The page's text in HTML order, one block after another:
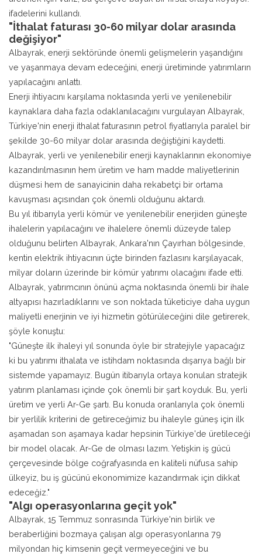
ifadelerini kullandı.
"İthalat faturası 30-60 milyar dolar arasında
değişiyor"
Albayrak, enerji sektöründe önemli gelişmelerin yaşandığını
ve yaşanmaya devam edeceğini, enerji üretiminde yatırımların
yapılacağını anlattı.
Enerji ihtiyacını karşılama noktasında yerli ve yenilenebilir
kaynaklara daha fazla odaklanılacağını vurgulayan Albayrak,
Türkiye'nin enerji ithalat faturasının petrol fiyatlarıyla paralel bir
şekilde 30-60 milyar dolar arasında değiştiğini kaydetti.
Albayrak, yerli ve yenilenebilir enerji kaynaklarının ekonomiye
kazandırılmasının hem üretim ve ham madde maliyetlerinin
düşmesi hem de sanayicinin daha rekabetçi bir ortama
kavuşması açısından çok önemli olduğunu aktardı.
Bu yıl itibarıyla yerli kömür ve yenilenebilir enerjiden güneşte
ihalelerin yapılacağını ve ihalelere önemli düzeyde talep
olduğunu belirten Albayrak, Ankara'nın Çayırhan bölgesinde,
kentin elektrik ihtiyacının üçte birinden fazlasını karşılayacak,
milyar doların üzerinde bir kömür yatırımı olacağını ifade etti.
Albayrak, yatırımcının önünü açma noktasında önemli bir ihale
altyapısı hazırladıklarını ve son noktada tüketiciye daha uygun
maliyetli enerjinin ve iyi hizmetin götürüleceğini dile getirerek,
şöyle konuştu:
"Güneşte ilk ihaleyi yıl sonunda öyle bir stratejiyle yapacağız
ki bu yatırımı ithalata ve istihdam noktasında dışarıya bağlı bir
sistemde yapamayız. Bugün itibarıyla ortaya konulan stratejik
yatırım planlaması içinde çok önemli bir şart koyduk. Bu, yerli
üretim ve yerli Ar-Ge şartı. Bu konuda oranlarıyla çok önemli
bir yerlilik kriterini de getireceğimiz bu ihaleyle güneş için ilk
aşamadan son aşamaya kadar hepsinin Türkiye'de üretileceği
bir model olacak. Ar-Ge de olması lazım. Yetişkin iş gücü
çerçevesinde bölge coğrafyasında en kaliteli nüfusa sahip
ülkeyiz, bu iş gücünü ekonomimize kazandırmak için dikkat
edeceğiz."
"Algı operasyonlarına geçit yok"
Albayrak, 15 Temmuz sonrasında Türkiye'nin birlik ve
beraberliğini bozmaya çalışan algı operasyonlarına 79
milyondan hiç kimsenin geçit vermeyeceğini ve bu